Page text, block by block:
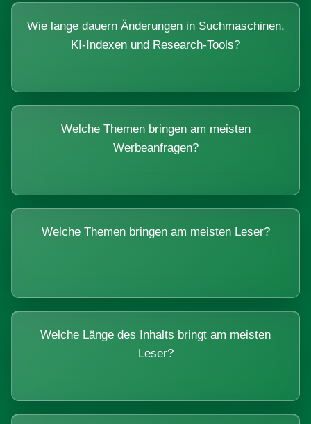
Wie lange dauern Änderungen in Suchmaschinen,
KI-Indexen und Research-Tools?
Welche Themen bringen am meisten
Werbeanfragen?
Welche Themen bringen am meisten Leser?
Welche Länge des Inhalts bringt am meisten
Leser?